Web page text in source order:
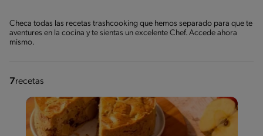
Checa todas las recetas trashcooking que hemos separado para que te
aventures en la cocina y te sientas un excelente Chef. Accede ahora
mismo.
7recetas